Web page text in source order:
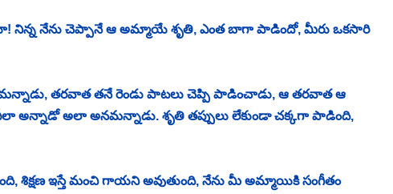
నిన్న నేను చెప్పానే ఆ అమ్మాయే శృతి, ఎంత బాగా పాడిందో, మీరు ఒకసారి
తరవాత తనే రెండు పాటలు చెప్పి పాడించాడు, ఆ తరవాత ఆ
అన్నాడో అలా అనమన్నాడు. శృతి తప్పులు లేకుండా చక్కగా పాడింది,
శిక్షణ ఇస్తే మంచి గాయని అవుతుంది, నేను మీ అమ్మాయికి సంగీతం